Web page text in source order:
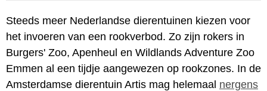
Steeds meer Nederlandse dierentuinen kiezen voor
het invoeren van een rookverbod. Zo zijn rokers in
Burgers' Zoo, Apenheul en Wildlands Adventure Zoo
Emmen al een tijdje aangewezen op rookzones. In de
Amsterdamse dierentuin Artis mag helemaal nergens